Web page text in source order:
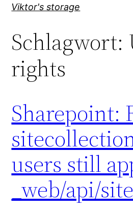
Direkt
Inhalt
wechseln
Viktor's storage
Schlagwort:
rights
Sharepoint:
users still
_web/api/